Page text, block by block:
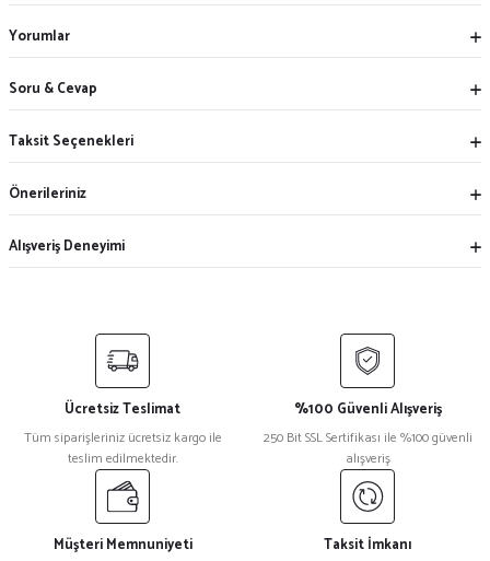
Yorumlar
Soru & Cevap
Taksit Seçenekleri
Önerileriniz
Alışveriş Deneyimi
Ücretsiz Teslimat
Tüm siparişleriniz ücretsiz kargo ile
teslim edilmektedir.
%100 Güvenli Alışveriş
250 Bit SSL Sertifikası ile %100 güvenli
alışveriş
Müşteri Memnuniyeti Taksit İmkanı